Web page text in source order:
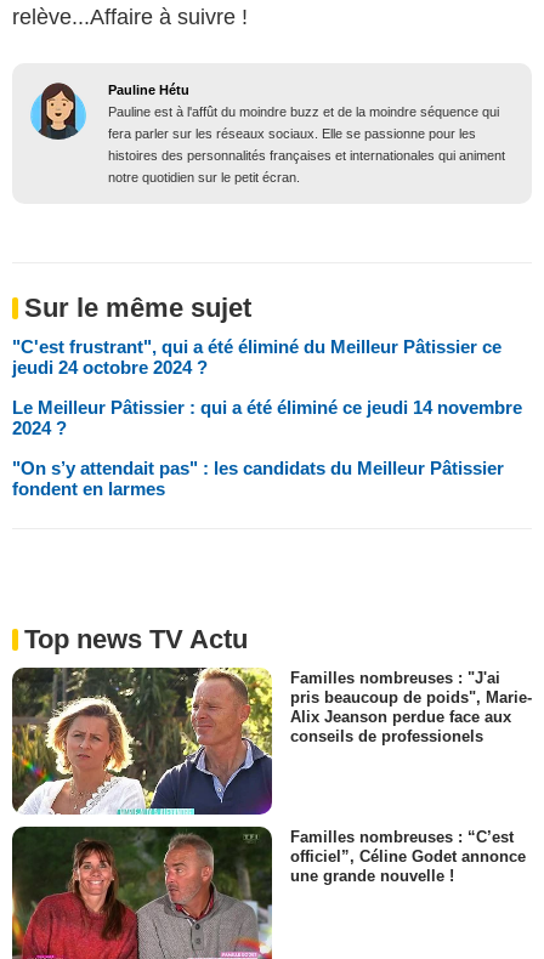
relève...Affaire à suivre !
Pauline Hétu
Pauline est à l'affût du moindre buzz et de la moindre séquence qui
fera parler sur les réseaux sociaux. Elle se passionne pour les
histoires des personnalités françaises et internationales qui animent
notre quotidien sur le petit écran.
Sur le même sujet
"C'est frustrant", qui a été éliminé du Meilleur Pâtissier ce
jeudi 24 octobre 2024 ?
Le Meilleur Pâtissier : qui a été éliminé ce jeudi 14 novembre
2024 ?
"On s’y attendait pas" : les candidats du Meilleur Pâtissier
fondent en larmes
Top news TV Actu
Familles nombreuses : "J'ai
pris beaucoup de poids", Marie-
Alix Jeanson perdue face aux
conseils de professionels
Familles nombreuses : “C’est
officiel”, Céline Godet annonce
une grande nouvelle !